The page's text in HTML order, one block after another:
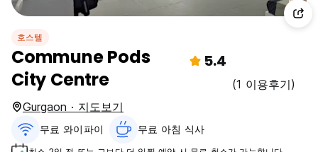
호스텔
Commune Pods
City Centre
5.4
(1 이용후기)
Gurgaon · 지도보기
무료 와이파이 무료 아침 식사‎